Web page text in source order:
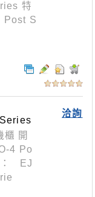
特
S
洽詢
櫃 開
4 Po
： EJ